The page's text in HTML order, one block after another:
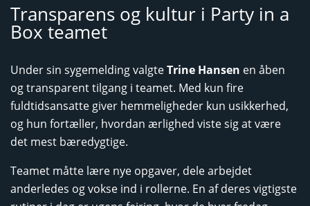
Transparens og kultur i Party in a
Box teamet
Under sin sygemelding valgteTrine Hansen en åben
og transparent tilgang i teamet. Med kun fire
fuldtidsansatte giver hemmeligheder kun usikkerhed,
og hun fortæller, hvordan ærlighed viste sig at være
det mest bæredygtige.
Teamet måtte lære nye opgaver, dele arbejdet
anderledes og vokse ind i rollerne. En af deres vigtigste